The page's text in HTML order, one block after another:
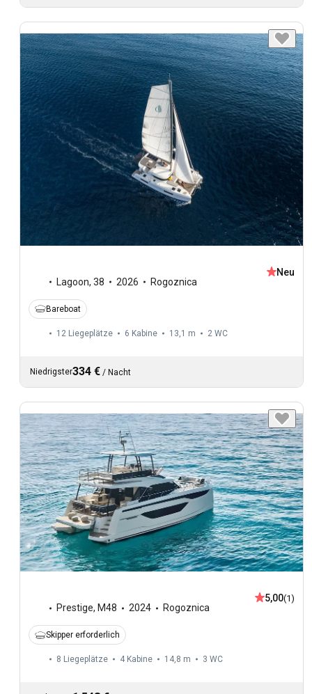
Lagoon, 38 2026 Rogoznica
Neu
Bareboat
12 Liegeplätze 6 Kabine 13,1 m 2 WC
Niedrigster334 € / Nacht
Prestige, M48 2024 Rogoznica
5,00(1)
Skipper erforderlich
8 Liegeplätze 4 Kabine 14,8 m 3 WC